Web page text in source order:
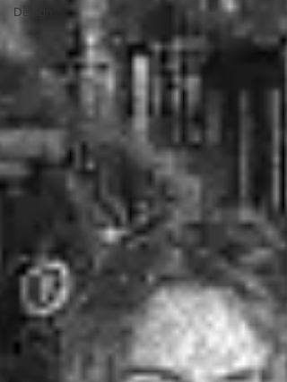
Design